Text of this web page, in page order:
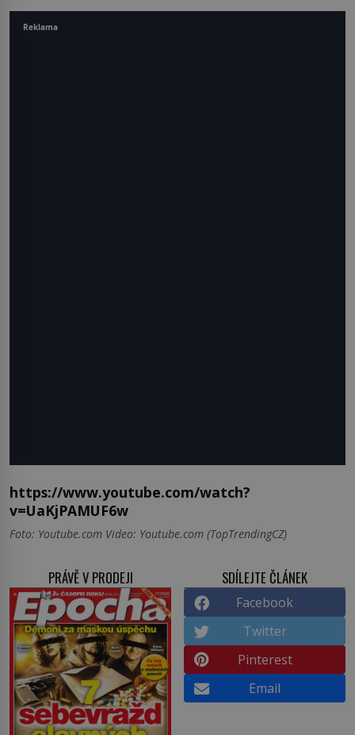
https://www.youtube.com/watch?
v=UaKjPAMUF6w
Foto: Youtube.com Video: Youtube.com (TopTrendingCZ)
PRÁVĚ V PRODEJI SDÍLEJTE ČLÁNEK
Facebook
Twitter
Pinterest
Email
Reklama